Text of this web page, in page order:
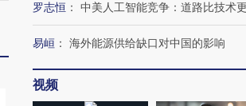
罗志恒 ： 中美人工智能竞争：道路比技术
易峘 ： 海外能源供给缺口对中国的影响
视频